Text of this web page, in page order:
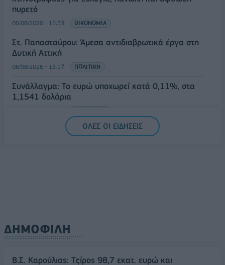
πυρετό
06/08/2026 - 15:33 ΟΙΚΟΝΟΜΙΑ
Στ. Παπασταύρου: Άμεσα αντιδιαβρωτικά έργα στη
Δυτική Αττική
06/08/2026 - 15:17 ΠΟΛΙΤΙΚΗ
Συνάλλαγμα: Το ευρώ υποχωρεί κατά 0,11%, στα
1,1541 δολάρια
ΟΛΕΣ ΟΙ ΕΙΔΗΣΕΙΣ
ΔΗΜΟΦΙΛΗ
Β.Σ. Καρούλιας: Τζίρος 98,7 εκατ. ευρώ και